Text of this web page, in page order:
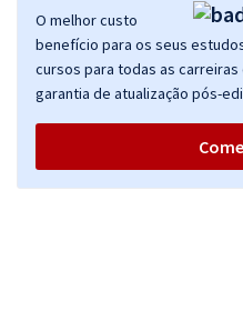
O melhor custo
benefício para os seus
cursos para todas as
garantia de atualização pós-